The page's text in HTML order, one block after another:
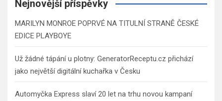
Nejnovější příspěvky
MARILYN MONROE POPRVÉ NA TITULNÍ STRANĚ ČESKÉ
EDICE PLAYBOYE
Už žádné tápání u plotny: GeneratorReceptu.cz přichází
jako největší digitální kuchařka v Česku
Automyčka Express slaví 20 let na trhu novou kampaní